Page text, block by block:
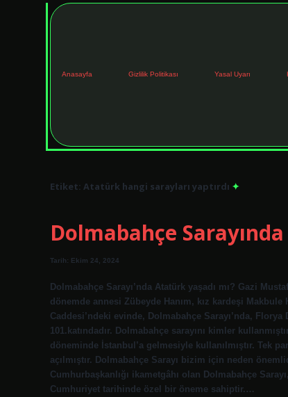
Anasayfa Gizlilik Politikası Yasal Uyarı
Etiket: Atatürk hangi sarayları yaptırdı
Dolmabahçe
Tarih: Ekim 24, 2024
Dolmabahçe Sarayı’nda Atatürk yaşadı mı? Gazi
dönemde annesi Zübeyde Hanım, kız kardeşi
Caddesi’ndeki evinde, Dolmabahçe Sarayı’nda,
101.katındadır. Dolmabahçe sarayını kimler
döneminde İstanbul’a gelmesiyle kullanılmıştır. Tek
açılmıştır. Dolmabahçe Sarayı bizim için neden
Cumhurbaşkanlığı ikametgâhı olan Dolmabahçe
Cumhuriyet tarihinde özel bir öneme sahiptir.…